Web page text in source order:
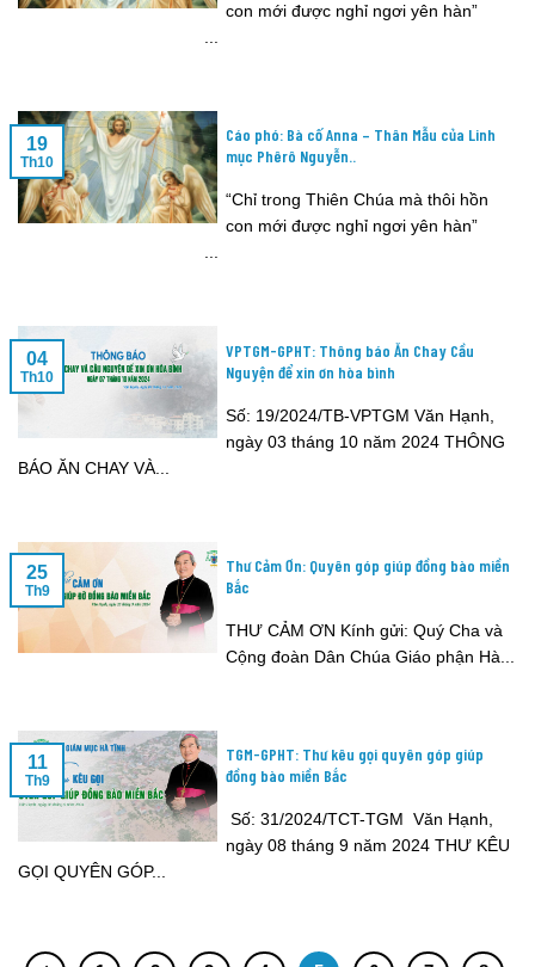
con mới được nghỉ ngơi yên hàn”
Cáo phó: Bà cố Anna – Thân Mẫu của Linh
mục Phêrô Nguyễn..
“Chỉ trong Thiên Chúa mà thôi hồn
con mới được nghỉ ngơi yên hàn”
...
19
Th10
VPTGM-GPHT: Thông báo Ăn Chay Cầu
Nguyện để xin ơn hòa bình
Số: 19/2024/TB-VPTGM Văn Hạnh,
ngày 03 tháng 10 năm 2024 THÔNG
BÁO ĂN CHAY VÀ...
04
Th10
Thư Cảm Ơn: Quyên góp giúp đồng bào miền
Bắc
THƯ CẢM ƠN Kính gửi: Quý Cha và
Cộng đoàn Dân Chúa Giáo phận Hà...
25
Th9
TGM-GPHT: Thư kêu gọi quyên góp giúp
đồng bào miền Bắc
Số: 31/2024/TCT-TGM Văn Hạnh,
ngày 08 tháng 9 năm 2024 THƯ KÊU
GỌI QUYÊN GÓP...
11
Th9